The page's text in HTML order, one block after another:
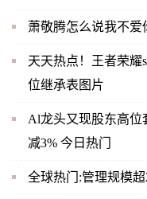
萧敬腾怎么说我不爱
天天热点！王者荣耀
位继承表图片
Al龙头又现股东高位
减3% 今日热门
全球热门:管理规模超